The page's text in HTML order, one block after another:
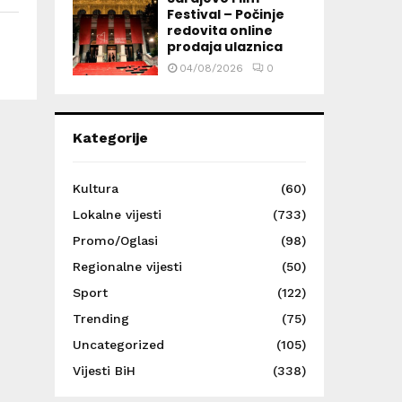
Festival – Počinje
redovita online
prodaja ulaznica
04/08/2026 0
Kategorije
Kultura
(60)
Lokalne vijesti
(733)
Promo/Oglasi
(98)
Regionalne vijesti
(50)
Sport
(122)
Trending
(75)
Uncategorized
(105)
Vijesti BiH
(338)